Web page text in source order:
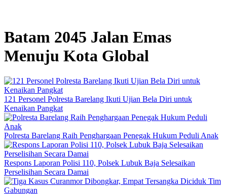
Batam 2045 Jalan Emas
Menuju Kota Global
121 Personel Polresta Barelang Ikuti Ujian Bela Diri untuk
Kenaikan Pangkat
Polresta Barelang Raih Penghargaan Penegak Hukum Peduli Anak
Respons Laporan Polisi 110, Polsek Lubuk Baja Selesaikan
Perselisihan Secara Damai